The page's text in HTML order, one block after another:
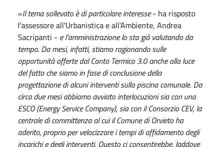
«Il tema sollevato è di particolare interesse- ha risposto
l'assessore all'Urbanistica e all'Ambiente, Andrea
Sacripanti - e l’amministrazione lo sta già valutando da
tempo. Da mesi, infatti, stiamo ragionando sulle
opportunità offerte dal Conto Termico 3.0 anche alla luce
del fatto che siamo in fase di conclusione della
progettazione di alcuni interventi sulla piscina comunale. Da
circa due mesi abbiamo avviato interlocuzioni sia con una
ESCO (Energy Service Company), sia con il Consorzio CEV, la
centrale di committenza al cui il Comune di Orvieto ha
aderito, proprio per velocizzare i tempi di affidamento degli
incarichi e degli interventi. Questo ci consentirebbe, laddove